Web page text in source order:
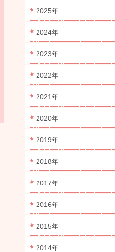
2025年
2024年
2023年
2022年
2021年
2020年
2019年
2018年
2017年
2016年
2015年
2014年